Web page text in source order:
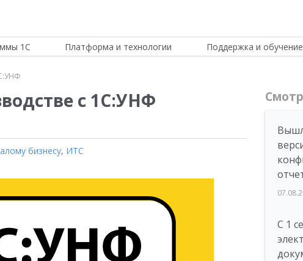
1С Платформа и технологии Поддержка и обучение
с 1С:УНФ
бизнесу, ИТС
С 1